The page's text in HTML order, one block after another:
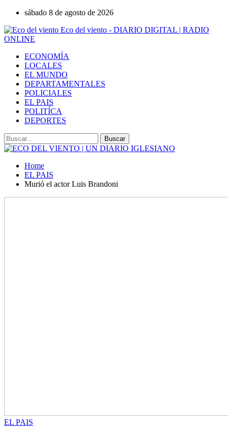
sábado 8 de agosto de 2026
Eco del viento - DIARIO DIGITAL | RADIO
ONLINE
ECONOMÍA
LOCALES
EL MUNDO
DEPARTAMENTALES
POLICIALES
EL PAIS
POLITÍCA
DEPORTES
Home
EL PAIS
Murió el actor Luis Brandoni
EL PAIS